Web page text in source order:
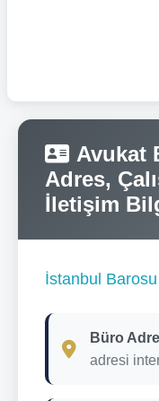
Avukat
Adres,
İletişim
İstanbul
Büro
adresi